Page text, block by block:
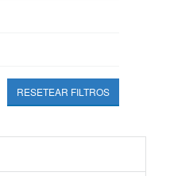
RESETEAR FILTROS